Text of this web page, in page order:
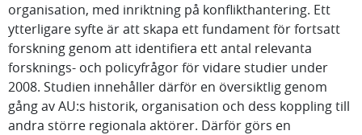
organisation, med inriktning på konflikthantering. Ett
ytterligare syfte är att skapa ett fundament för fortsatt
forskning genom att identifiera ett antal relevanta
forsknings- och policyfrågor för vidare studier under
2008. Studien innehåller därför en översiktlig genom
gång av AU:s historik, organisation och dess koppling till
andra större regionala aktörer. Därför görs en